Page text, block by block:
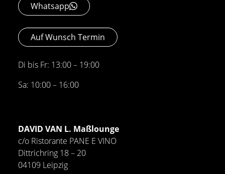
Whatsapp
Auf Wunsch Termin
Di bis Fr: 13:00 – 19:00
Sa: 10:00 – 16:00
DAVID VAN L. Maßlounge
c/o Ristorante PANE E VINO
Dittrichring 18 – 20
04109 Leipzig